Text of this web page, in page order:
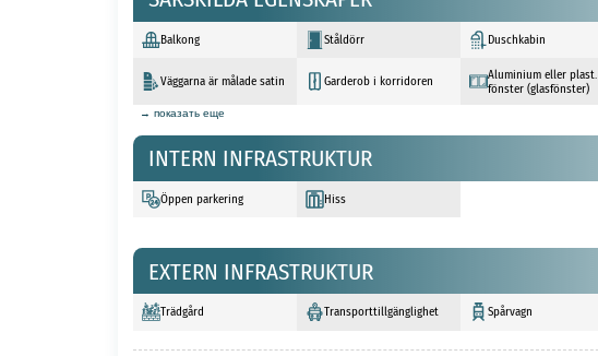
Balkong Ståldörr Duschkabin
Väggarna är målade satin Garderob i korridoren
Aluminium eller plast.
fönster (glasfönster)
→ показать еще
INTERN INFRASTRUKTUR
Öppen parkering Hiss
EXTERN INFRASTRUKTUR
Trädgård Transporttillgänglighet Spårvagn